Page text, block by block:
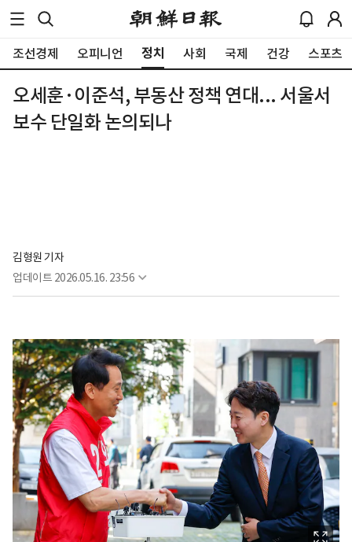
조선경제 오피니언 정치 사회 국제 건강 스포츠
오세훈·이준석, 부동산 정책 연대... 서울서
보수 단일화 논의되나
김형원 기자
업데이트 2026.05.16. 23:56